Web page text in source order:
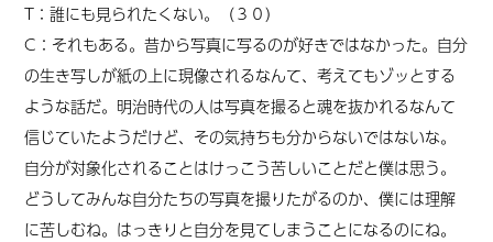
T：誰にも見られたくない。（３０）
C：それもある。昔から写真に写るのが好きではなかった。自分
の生き写しが紙の上に現像されるなんて、考えてもゾッとする
ような話だ。明治時代の人は写真を撮ると魂を抜かれるなんて
信じていたようだけど、その気持ちも分からないではないな。
自分が対象化されることはけっこう苦しいことだと僕は思う。
どうしてみんな自分たちの写真を撮りたがるのか、僕には理解
に苦しむね。はっきりと自分を見てしまうことになるのにね。